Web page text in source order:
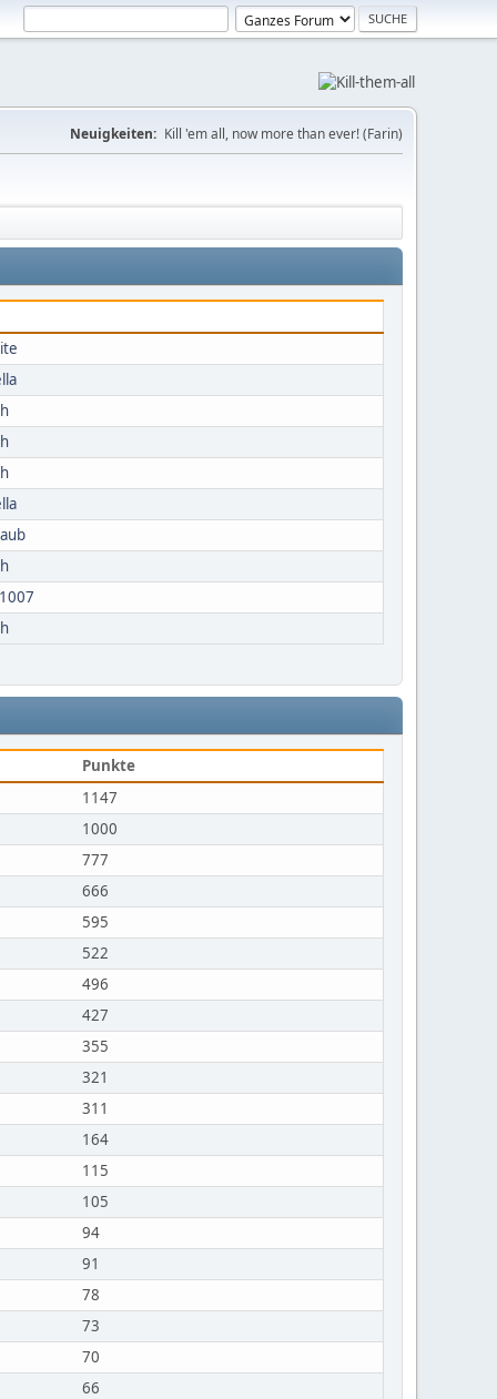
Neuigkeiten: Kill 'em all, now more than ever! (Farin)
Punkte
1147
1000
777
666
595
522
496
427
355
321
311
164
115
105
94
91
78
73
70
66